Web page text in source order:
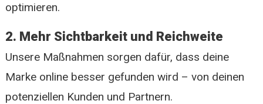
optimieren.
2. Mehr Sichtbarkeit und Reichweite
Unsere Maßnahmen sorgen dafür, dass deine
Marke online besser gefunden wird – von deinen
potenziellen Kunden und Partnern.